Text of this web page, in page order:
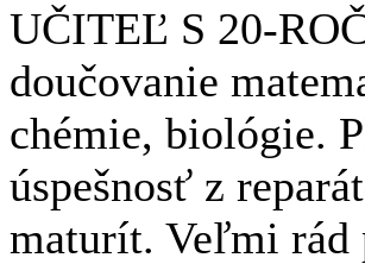
UČITEĽ S 20-
doučovanie
chémie, biológie.
úspešnosť z
maturít. Veľmi rád